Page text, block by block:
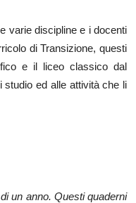
varie discipline e i docenti
di Transizione, questi
e il liceo classico dal
ed alle attività che li
un anno. Questi quaderni